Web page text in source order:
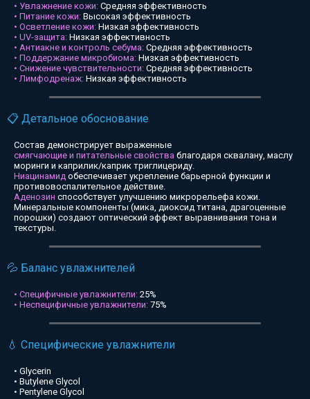
• Увлажнение кожи: Средняя эффективность
• Питание кожи: Высокая эффективность
• Осветление кожи: Низкая эффективность
• UV-защита: Низкая эффективность
• Антиакне и контроль себума: Средняя эффективность
• Поддержание микробиома: Низкая эффективность
• Снижение чувствительности: Средняя эффективность
• Лимфодренаж: Низкая эффективность
📋 Детальное обоснование
Состав демонстрирует выраженные
смягчающие и питательные свойства благодаря сквалану, маслу
моринги и каприлик/каприк триглицериду.
Ниацинамид обеспечивает укрепление барьерной функции и
противовоспалительное действие.
Аденозин способствует улучшению микрорельефа кожи.
Минеральные компоненты (мика, диоксид титана, драгоценные
порошки) создают оптический эффект выравнивания тона и
текстуры.
💦 Баланс увлажнителей
• Специфичные увлажнители: 25%
• Неспецифичные увлажнители: 75%
💧 Специфические увлажнители
• Glycerin
• Butylene Glycol
• Pentylene Glycol